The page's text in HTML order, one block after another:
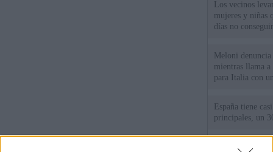
Los vecinos
mujeres y niñas
días no
Meloni
mientras llama
para Italia con
España tiene
principales, un